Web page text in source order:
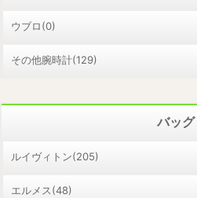
ウブロ(0)
その他腕時計(129)
バッグ
ルイヴィトン(205)
エルメス(48)